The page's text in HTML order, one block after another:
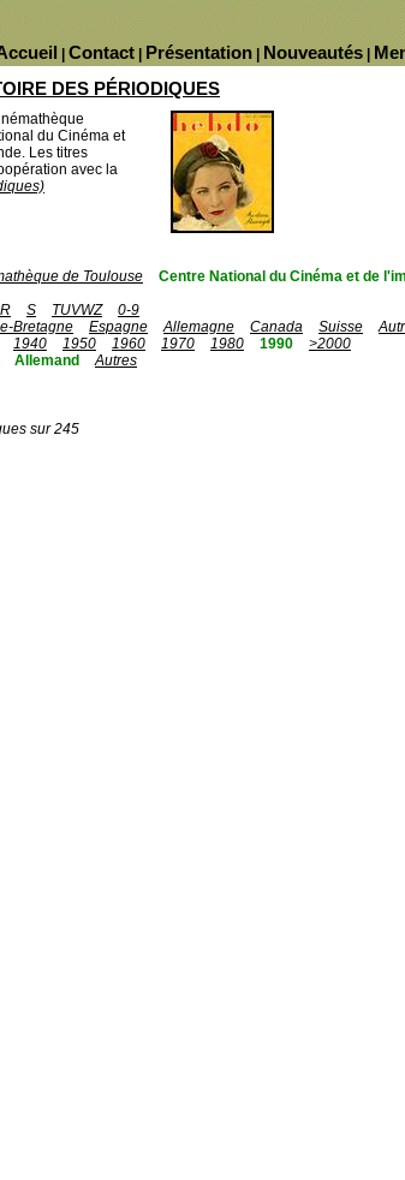
Nouveautés
Présentation
Contact
DES PÉRIODIQUES
du Cinéma et
Les titres
avec la
de Toulouse
Centre National du Cinéma et de
R S TUVWZ
0-9
Bretagne Espagne Allemagne Canada Suisse
1940 1950 1960 1970 1980 1990
>2000
Allemand
Autres
sur 245